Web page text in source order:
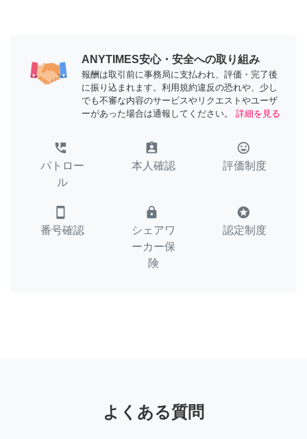
ANYTIMES安心・安全への取り組み
報酬は取引前に事務局に支払われ、評価・完了後
に振り込まれます。利用規約違反の恐れや、少し
でも不審な内容のサービスやリクエストやユーザ
ーがあった場合は通報してください。
詳細を見る
perm_phone_msg
パトロー
ル
assignment_ind
本人確認
tag_faces
評価制度
smartphone
番号確認
lock
シェアワ
ーカー保
険
stars
認定制度
よくある質問